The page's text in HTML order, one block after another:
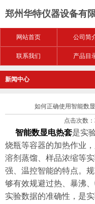
郑州华特仪器设备有
网站首页 公司简
联系我们 产品目
新闻中心
如何正确使用智能数
点击次数
智能数显电热套是实
烧瓶等容器的加热作业
溶剂蒸馏、样品浓缩等
强、温控智能的特点。
够有效规避过热、暴沸
实验数据的准确性，是